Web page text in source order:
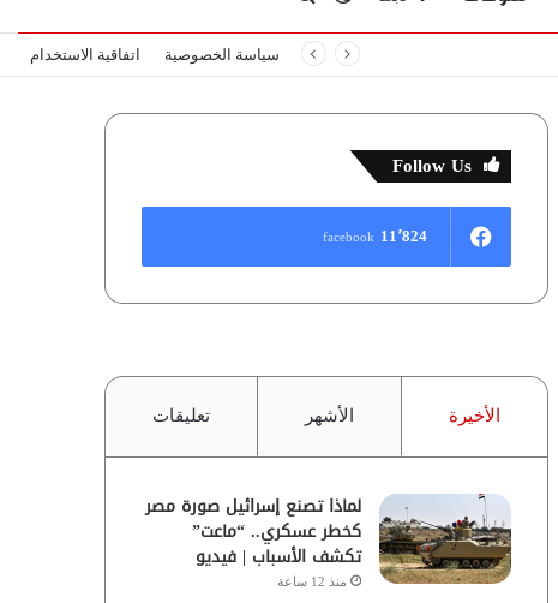
عنالمظلم
سياسة الخصوصية اتفاقية الاستخدام
Follow Us
11٬824 facebook
الأخيرة الأشهر تعليقات
لماذا تصنع إسرائيل صورة مصر
كخطر عسكري.. “ماعت”
تكشف الأسباب | فيديو
منذ 12 ساعة